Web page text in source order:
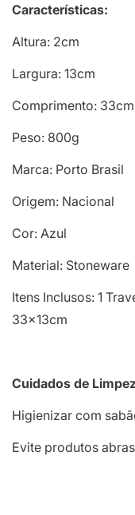
Características:
Altura: 2cm
Largura: 13cm
Comprimento: 33cm
Peso: 800g
Marca: Porto Brasil
Origem: Nacional
Cor: Azul
Material: Stoneware
Itens Inclusos: 1
33x13cm
Cuidados de
Higienizar com
Evite produtos